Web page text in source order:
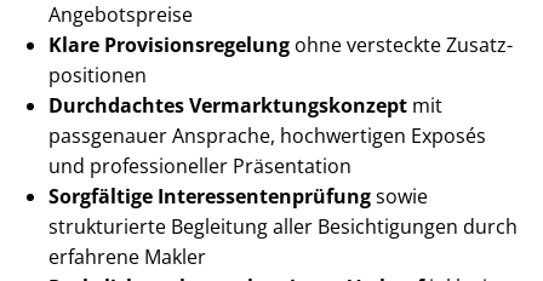
Angebotspreise
Klare Pro­vi­si­ons­re­ge­lung ohne versteckte Zu­satz­
po­si­tio­nen
Durchdachtes Ver­mark­tungs­kon­zept mit
passgenauer Ansprache, hochwertigen Exposés
und professioneller Präsentation
Sorgfältige In­ter­es­sen­ten­prü­fungsowie
strukturierte Begleitung aller Besichtigungen durch
erfahrene Makler